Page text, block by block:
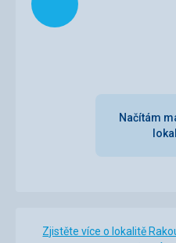
Načítám
Zjistěte více o lokalitě